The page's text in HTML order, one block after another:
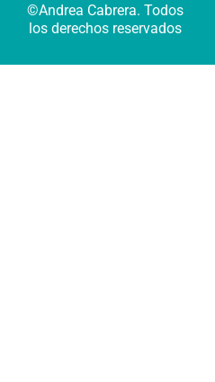
©Andrea Cabrera. Todos
los derechos reservados